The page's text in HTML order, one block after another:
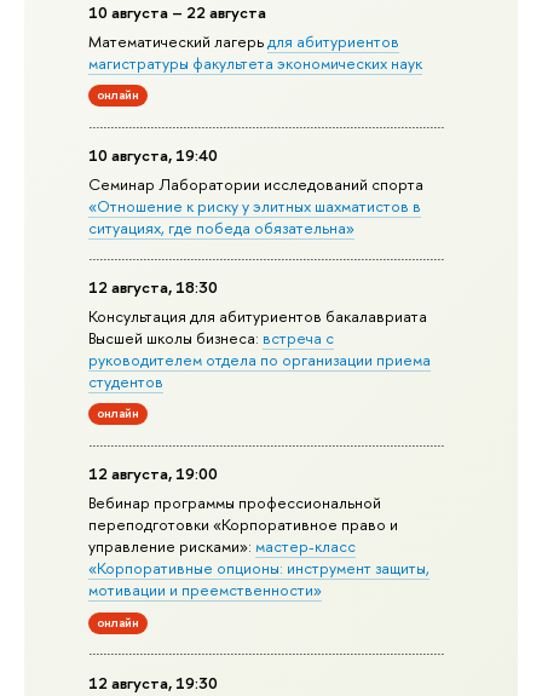
10 августа – 22 августа
Математический лагерьдля абитуриентов
магистратуры факультета экономических наук
онлайн
10 августа, 19:40
Семинар Лаборатории исследований спорта
«Отношение к риску у элитных шахматистов в
ситуациях, где победа обязательна»
12 августа, 18:30
Консультация для абитуриентов бакалавриата
Высшей школы бизнеса: встреча с
руководителем отдела по организации приема
студентов
онлайн
12 августа, 19:00
Вебинар программы профессиональной
переподготовки «Корпоративное право и
управление рисками»:мастер-класс
«Корпоративные опционы: инструмент защиты,
мотивации и преемственности»
онлайн
12 августа, 19:30